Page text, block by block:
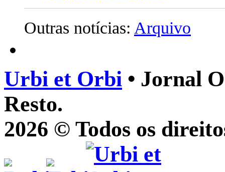
Outras notícias: Arquivo
Urbi et Orbi • Jornal
Resto.
2026 © Todos os